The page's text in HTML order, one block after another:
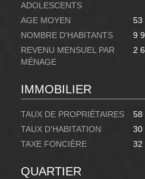
ADOLESCENTS
AGE MOYEN
53
NOMBRE D'HABITANTS
9
REVENU MENSUEL PAR
MÉNAGE
2
IMMOBILIER
TAUX DE PROPRIÉTAIRES
58
TAUX D'HABITATION
30
TAXE FONCIÈRE
32
QUARTIER